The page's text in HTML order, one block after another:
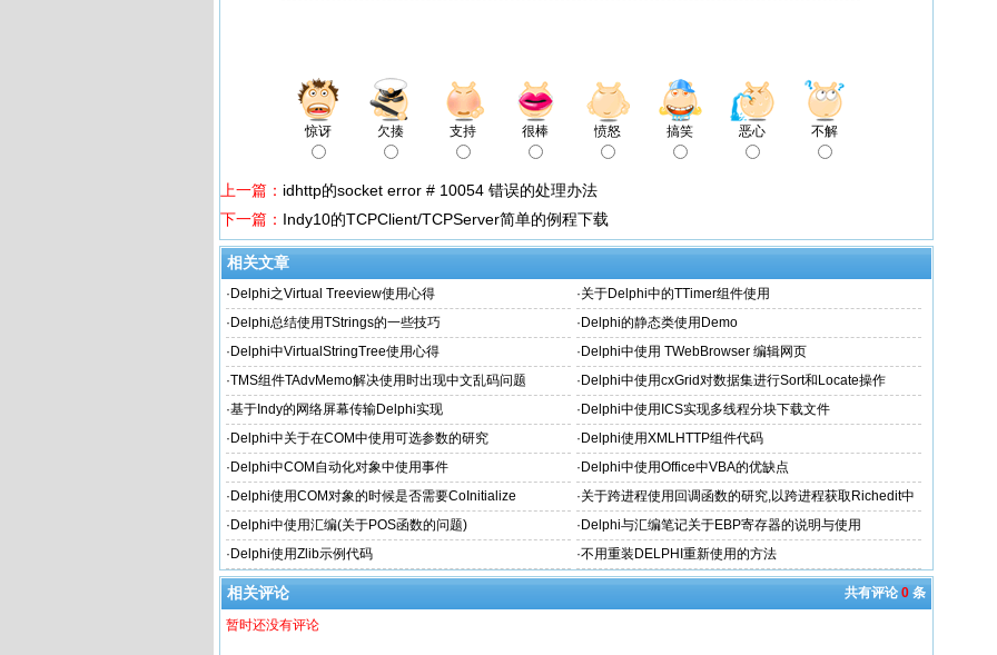
惊讶 欠揍 支持 很棒 愤怒 搞笑 恶心 不解
上一篇： idhttp的socket error # 10054 错误的处理办法
下一篇： Indy10的TCPClient/TCPServer简单的例程下载
相关文章
· Delphi之Virtual Treeview使用心得 ·关于Delphi中的TTimer组件使用
· Delphi总结使用TStrings的一些技巧 · Delphi的静态类使用Demo
· Delphi中VirtualStringTree使用心得 · Delphi中使用 TWebBrowser 编辑网页
·TMS组件TAdvMemo解决使用时出现中文乱码问题 · Delphi中使用cxGrid对数据集进行Sort和Locate操作
·基于Indy的网络屏幕传输Delphi实现 · Delphi中使用ICS实现多线程分块下载文件
· Delphi中关于在COM中使用可选参数的研究 · Delphi使用XMLHTTP组件代码
· Delphi中COM自动化对象中使用事件 · Delphi中使用Office中VBA的优缺点
· Delphi使用COM对象的时候是否需要CoInitialize ·关于跨进程使用回调函数的研究,以跨进程获取Richedit中
RTF流为例
· Delphi中使用汇编(关于POS函数的问题) · Delphi与汇编笔记关于EBP寄存器的说明与使用
· Delphi使用Zlib示例代码 ·不用重装DELPHI重新使用的方法
共有评论 0 条
相关评论
暂时还没有评论